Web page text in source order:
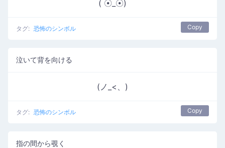
( ☉_☉)
タグ: 恐怖のシンボル Copy
泣いて背を向ける
(ノ_<、)
タグ: 恐怖のシンボル Copy
指の間から覗く